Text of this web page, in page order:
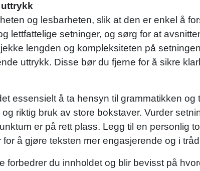
og lesbarheten, slik at den er enkel å
lettfattelige setninger, og sørg for at
lengden og kompleksiteten på
uttrykk. Disse bør du fjerne for å sikre
essensielt å ta hensyn til grammatikken og
riktig bruk av store bokstaver. Vurder
er på rett plass. Legg til en personlig
å gjøre teksten mer engasjerende og i
forbedrer du innholdet og blir bevisst på